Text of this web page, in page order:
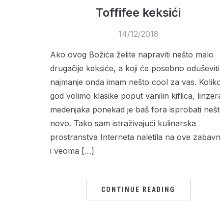
Toffifee keksići
14/12/2018
Ako ovog Božića želite napraviti nešto malo
drugačije keksiće, a koji će posebno oduševiti
najmanje onda imam nešto cool za vas.
god volimo klasike poput vanilin kiflica,
medenjaka ponekad je baš fora isprobati
novo. Tako sam istraživajući kulinarska
prostranstva Interneta naletila na ove
i veoma […]
CONTINUE READING